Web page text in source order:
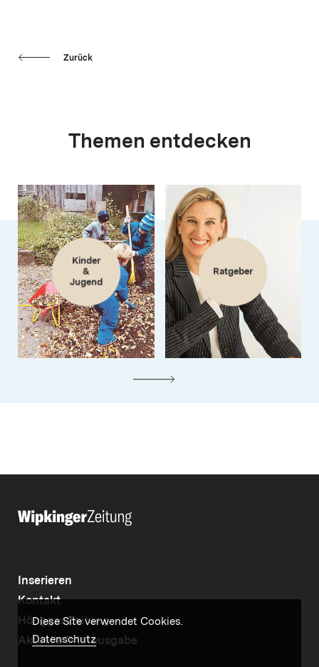
Zurück
Themen entdecken
Kinder
&
Jugend
Ratgeber
Inserieren
Kontakt
Höngger Zeitung
Aktuelle Printausgabe
Diese Site verwendet Cookies.
Datenschutz